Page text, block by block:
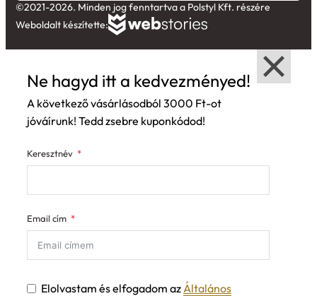
©2021-2026. Minden jog fenntartva a Polstyl Kft. részére
Weboldalt készítette:
Ne hagyd itt a kedvezményed!
A következő vásárlásodból 3000 Ft-ot
jóváírunk! Tedd zsebre kuponkódod!
Keresztnév
Email cím
Elolvastam és elfogadom az Általános